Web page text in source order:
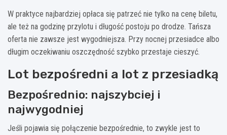
W praktyce najbardziej opłaca się patrzeć nie tylko na cenę biletu,
ale też na godzinę przylotu i długość postoju po drodze. Tańsza
oferta nie zawsze jest wygodniejsza. Przy nocnej przesiadce albo
długim oczekiwaniu oszczędność szybko przestaje cieszyć.
Lot bezpośredni a lot z przesiadką
Bezpośrednio: najszybciej i
najwygodniej
Jeśli pojawia się połączenie bezpośrednie, to zwykle jest to